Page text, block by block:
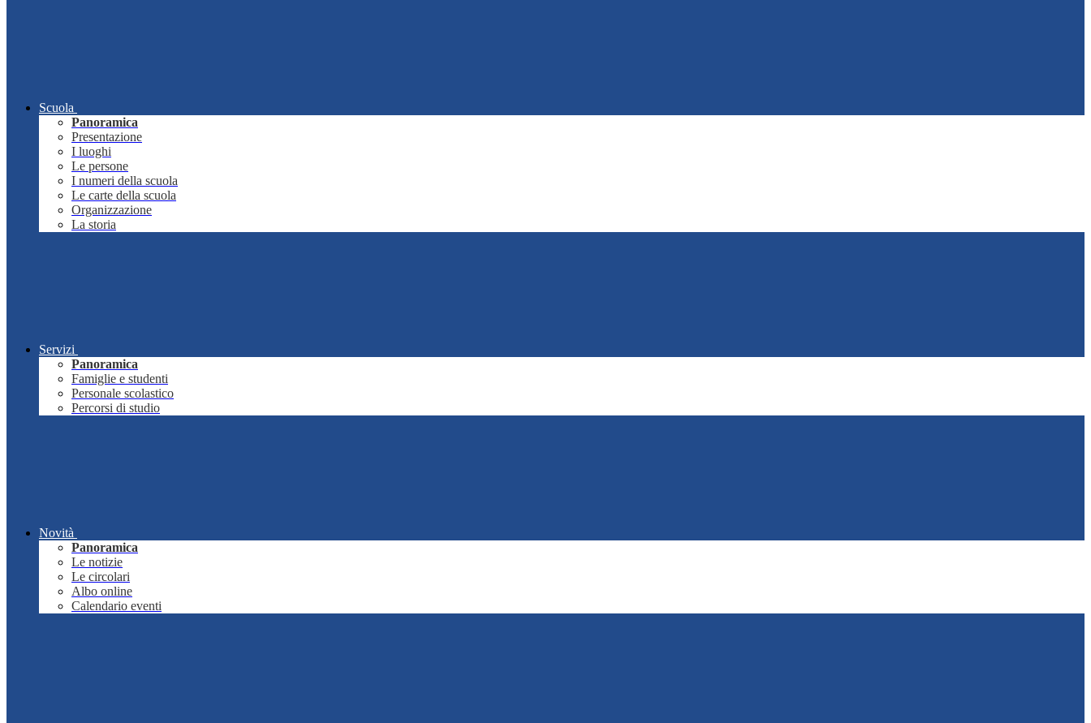
Scuola
Panoramica
Presentazione
I luoghi
Le persone
I numeri della scuola
Le carte della scuola
Organizzazione
La storia
Servizi
Panoramica
Famiglie e studenti
Personale scolastico
Percorsi di studio
Novità
Panoramica
Le notizie
Le circolari
Albo online
Calendario eventi